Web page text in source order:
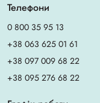
Телефони
0 800 35 95 13
+38 063 625 01 61
+38 097 009 68 22
+38 095 276 68 22